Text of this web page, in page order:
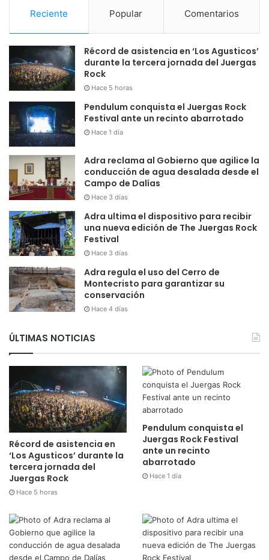
Reciente Popular Comentarios
Récord de asistencia en ‘Los Agusticos’
durante la tercera jornada del Juergas
Rock
Hace 5 horas
Pendulum conquista el Juergas Rock
Festival ante un recinto abarrotado
Hace 1 día
Adra reclama al Gobierno que agilice la
conducción de agua desalada desde el
Campo de Dalías
Hace 3 días
Adra ultima el dispositivo para recibir
una nueva edición de The Juergas Rock
Festival
Hace 3 días
Adra regula el uso del Cerro de
Montecristo para garantizar su
conservación
Hace 4 días
ÚLTIMAS NOTICIAS
Récord de asistencia en
‘Los Agusticos’ durante la
tercera jornada del
Juergas Rock
Hace 5 horas
Pendulum conquista el
Juergas Rock Festival
ante un recinto
abarrotado
Hace 1 día